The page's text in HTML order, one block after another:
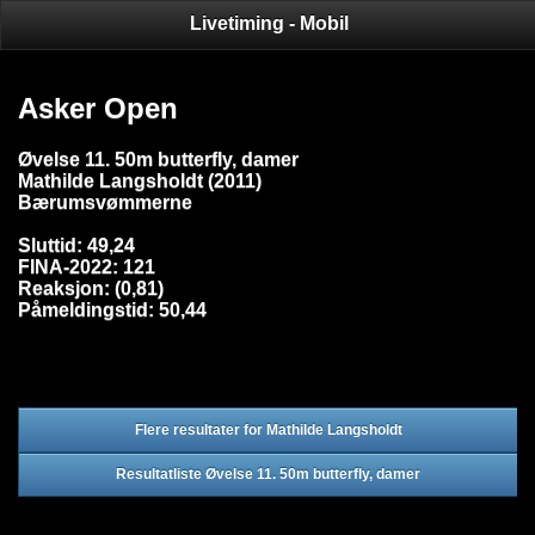
Livetiming - Mobil
Asker Open
Øvelse 11. 50m butterfly, damer
Mathilde Langsholdt (2011)
Bærumsvømmerne
Sluttid: 49,24
FINA-2022: 121
Reaksjon: (0,81)
Påmeldingstid: 50,44
Flere resultater for Mathilde Langsholdt
Resultatliste Øvelse 11. 50m butterfly, damer